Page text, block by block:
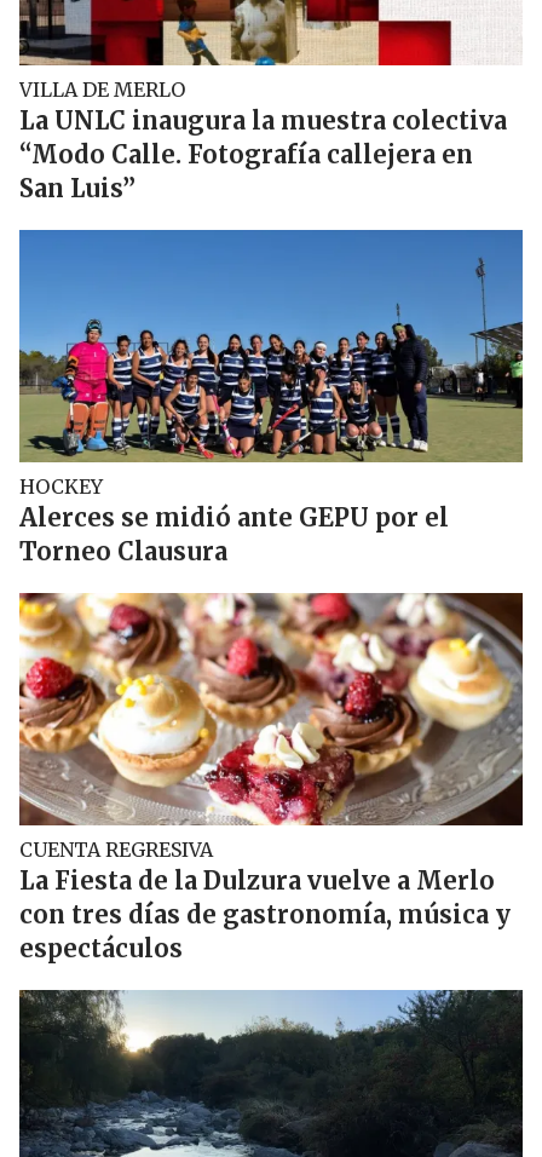
VILLA DE MERLO
La UNLC inaugura la muestra colectiva
“Modo Calle. Fotografía callejera en
San Luis”
HOCKEY
Alerces se midió ante GEPU por el
Torneo Clausura
CUENTA REGRESIVA
La Fiesta de la Dulzura vuelve a Merlo
con tres días de gastronomía, música y
espectáculos